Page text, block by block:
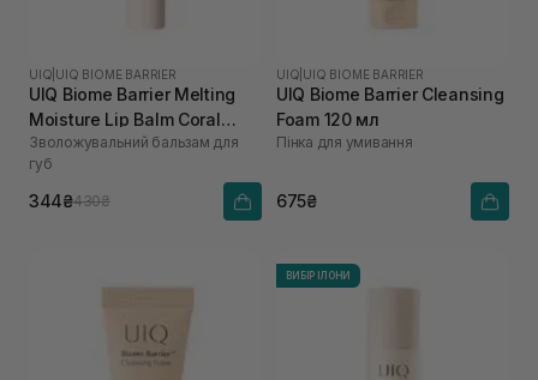
UIQ UIQ BIOME BARRIER
UIQ Biome Barrier Melting
Moisture Lip Balm Coral
Breeze 3,2 г
Зволожувальний бальзам для
губ
344₴430₴
UIQ UIQ BIOME BARRIER
UIQ Biome Barrier Cleansing
Foam 120 мл
Пінка для умивання
675₴
ВИБІР ІЛОНИ